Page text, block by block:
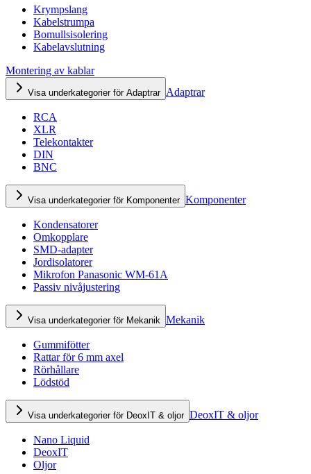
Krympslang
Kabelstrumpa
Bomullsisolering
Kabelavslutning
Montering av kablar
Visa underkategorier för Adaptrar Adaptrar
RCA
XLR
Telekontakter
DIN
BNC
Visa underkategorier för Komponenter Komponenter
Kondensatorer
Omkopplare
SMD-adapter
Jordisolatorer
Mikrofon Panasonic WM-61A
Passiv nivåjustering
Visa underkategorier för Mekanik Mekanik
Gummifötter
Rattar för 6 mm axel
Rörhållare
Lödstöd
Visa underkategorier för DeoxIT & oljor DeoxIT & oljor
Nano Liquid
DeoxIT
Oljor